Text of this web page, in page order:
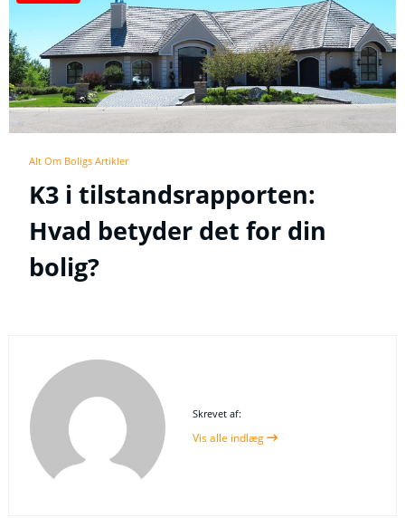
Alt Om Boligs Artikler
K3 i tilstandsrapporten:
Hvad betyder det for din
bolig?
Skrevet af:
Vis alle indlæg